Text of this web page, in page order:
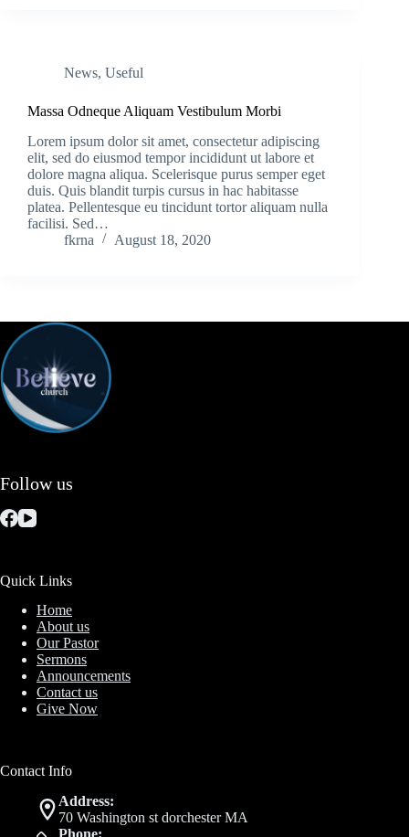
News, Useful
Massa Odneque Aliquam Vestibulum Morbi
Lorem ipsum dolor sit amet, consectetur adipiscing
elit, sed do eiusmod tempor incididunt ut labore et
dolore magna aliqua. Scelerisque purus semper eget
duis. Quis blandit turpis cursus in hac habitasse
platea. Pellentesque eu tincidunt tortor aliquam nulla
facilisi. Sed…
fkrna
August 18, 2020
Follow us
Quick Links
Home
About us
Our Pastor
Sermons
Announcements
Contact us
Give Now
Contact Info
Address:
70 Washington st dorchester MA